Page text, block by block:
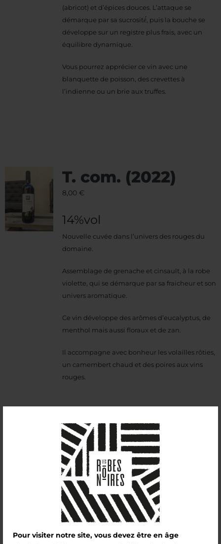
Pour visiter notre site, vous devez être en âge
(abricot) et d’épices douces. L’attaque se
démarque par sa sucrosité́, puis la bouche se
développe sur un registre plus frais, avec un
équilibre dynamique.
Vous pourrez apprécier ce vin avec une
blanquette de poisson, des crevettes à
l’indienne ou un brie aux truffes.
T. com. (2022)
8,00 €
14%vol
Nouvelle cuvée dans l’univers des rouges du
domaine.
Assemblage de grenache et cinsault, à la robe
violette, qui se démarque par sa fraicheur et son
univers aromatique.
Ce vin développe des arômes d’eucalyptus, de
menthol mais aussi floraux et de zan.
Il accompagne avec bonheur les volailles rôties,
un camembert chaud et des poires aux vins
rouges.
Sui Generis (2022)
13,00€
11,5%vol
Nouveauté du millésime 2022, ce vin à la robe
paille est un subtil résultat de la macération